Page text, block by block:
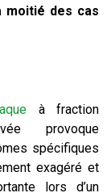
moitié des cas
à fraction
provoque
spécifiques
exagéré et
lors d’un